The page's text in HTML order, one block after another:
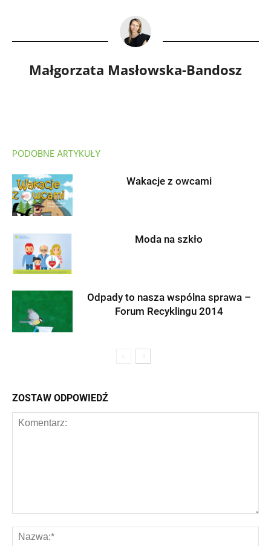
Małgorzata Masłowska-Bandosz
PODOBNE ARTYKUŁY
Wakacje z owcami
Moda na szkło
Odpady to nasza wspólna sprawa –
Forum Recyklingu 2014
ZOSTAW ODPOWIEDŹ